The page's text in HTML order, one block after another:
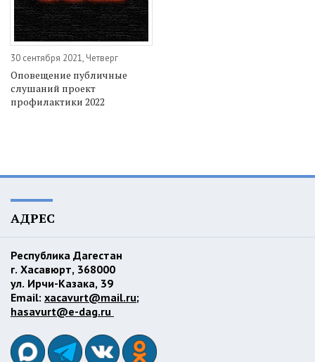
30 сентября 2021, Четверг
Оповещение публичные
слушаний проект
профилактики 2022
АДРЕС
Республика Дагестан
г. Хасавюрт, 368000
ул. Ирчи-Казака, 39
Email: xacavurt@mail.ru;
hasavurt@e-dag.ru